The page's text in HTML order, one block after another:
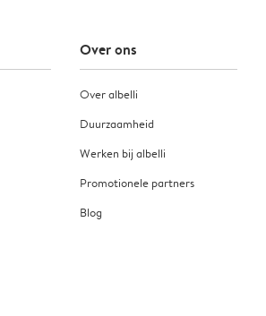
Over ons
Over albelli
Duurzaamheid
Werken bij albelli
Promotionele partners
Blog